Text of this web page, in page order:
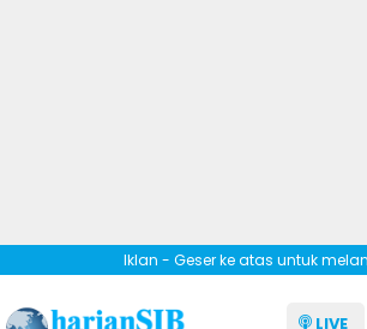
Iklan - Geser ke atas untuk
LIVE